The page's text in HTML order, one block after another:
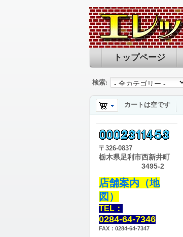
トップページ
検索:
カートは空です
〒 326-0837
栃木県足利市西新井町
3495-2
店舗案内（地
図）
TEL：
0284-64-7346
FAX：0284-64-7347